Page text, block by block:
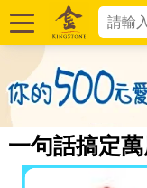
一句話搞定